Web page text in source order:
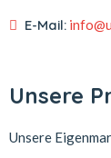
E-Mail:
Unsere
Unsere